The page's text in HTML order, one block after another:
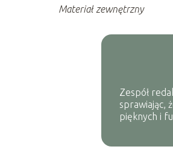
Materiał zewnętrzny
Zespół
sprawiając,
pięknych i